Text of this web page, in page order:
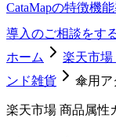
CataMapの特徴機能
導入のご相談をす
ホーム
楽天市場
ンド雑貨
傘用ア
楽天市場 商品属性